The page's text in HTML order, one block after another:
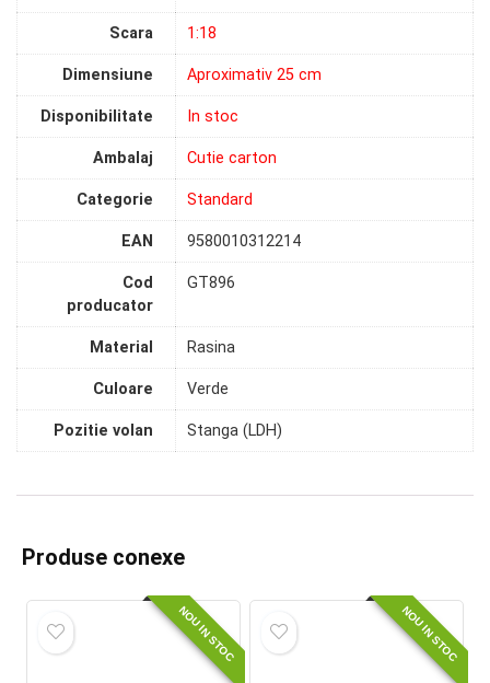
Scara 1:18
Dimensiune Aproximativ 25 cm
Disponibilitate In stoc
Ambalaj Cutie carton
Categorie Standard
EAN 9580010312214
Cod
producator
GT896
Material Rasina
Culoare Verde
Pozitie volan Stanga (LDH)
Produse conexe
NOU IN STOC NOU IN STOC